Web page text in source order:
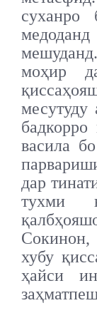
суханро
моҳир
васила
дар
тухми
хубу
ҳайси